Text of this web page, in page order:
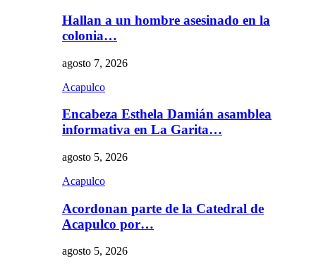
Hallan a un hombre asesinado en la
colonia…
agosto 7, 2026
Acapulco
Encabeza Esthela Damián asamblea
informativa en La Garita…
agosto 5, 2026
Acapulco
Acordonan parte de la Catedral de
Acapulco por…
agosto 5, 2026